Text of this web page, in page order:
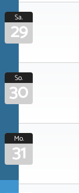
Sa.
29
So.
30
Mo.
31